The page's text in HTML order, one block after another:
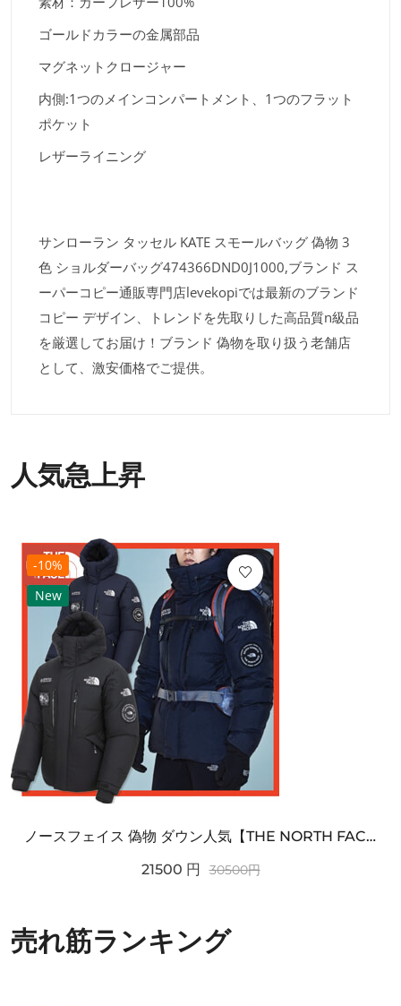
ゴールドカラーの金属部品
マグネットクロージャー
内側:1つのメインコンパートメント、1つのフラット
ポケット
レザーライニング
サンローラン タッセル KATE スモールバッグ 偽物 3
色 ショルダーバッグ474366DND0J1000,ブランド ス
ーパーコピー通販専門店levekopiでは最新のブランド
コピー デザイン、トレンドを先取りした高品質n級品
を厳選してお届け！ブランド 偽物を取り扱う老舗店
として、激安価格でご提供。
人気急上昇
-10%
New
ノースフェイス 偽物 ダウン人気【THE NORTH FACE】M'S 7 SUMMIT HIM...
21500 円 30500円
売れ筋ランキング